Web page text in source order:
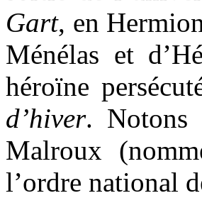
Gart, en
Ménélas et
héroïne
d’hiver. Notons
Malroux
l’ordre national